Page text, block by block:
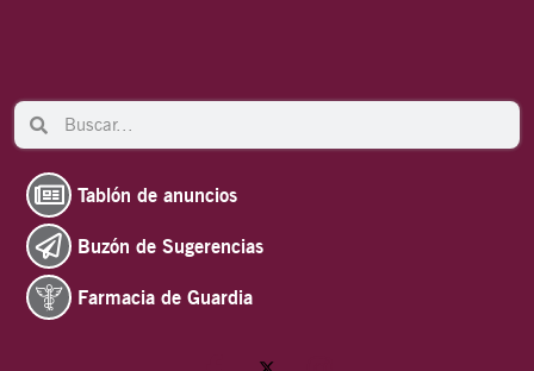
Search Search
Tablón de anuncios
Buzón de Sugerencias
Farmacia de Guardia